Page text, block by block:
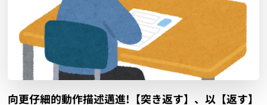
向更仔細的動作描述邁進!【突き返す】、以【返す】